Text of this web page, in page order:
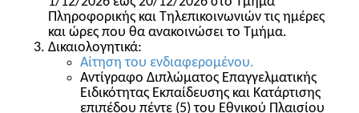
Πληροφορικής και Τηλεπικοινωνιών τις ημέρες
και ώρες που θα ανακοινώσει το Τμήμα.
Δικαιολογητικά:
Αίτηση του ενδιαφερομένου.
Αντίγραφο Διπλώματος Επαγγελματικής
Ειδικότητας Εκπαίδευσης και Κατάρτισης
επιπέδου πέντε (5) του Εθνικού Πλαισίου